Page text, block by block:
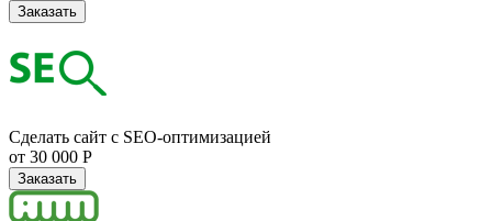
Заказать
Сделать сайт с SEO-оптимизацией
от 30 000 Р
Заказать